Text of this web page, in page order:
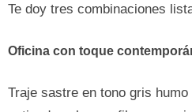
Te doy tres combinaciones
Oficina con toque
Traje sastre en tono gris